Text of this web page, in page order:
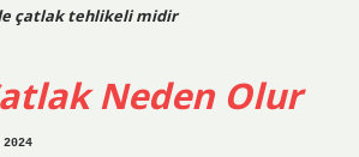
çatlak tehlikeli midir
Neden Olur